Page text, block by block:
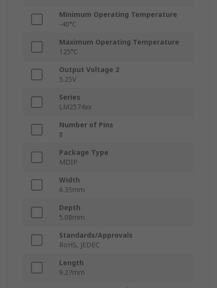
Minimum Operating Temperature
-40°C
Maximum Operating Temperature
125°C
Output Voltage 2
5.25V
Series
LM2574xx
Number of Pins
8
Package Type
MDIP
Width
6.35mm
Depth
5.08mm
Standards/Approvals
RoHS, JEDEC
Length
9.27mm